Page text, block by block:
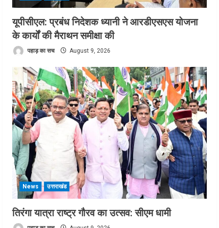
यूपीसीएल: प्रबंध निदेशक ध्यानी ने आरडीएसएस योजना
के कार्यों की मैराथन समीक्षा की
पहाड़ का सच August 9, 2026
News उत्तराखंड
तिरंगा यात्रा राष्ट्र गौरव का उत्सव: सीएम धामी